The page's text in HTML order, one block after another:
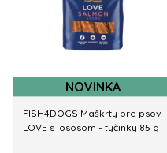
NOVINKA
FISH4DOGS Maškrty pre psov
LOVE s lososom - tyčinky 85 g